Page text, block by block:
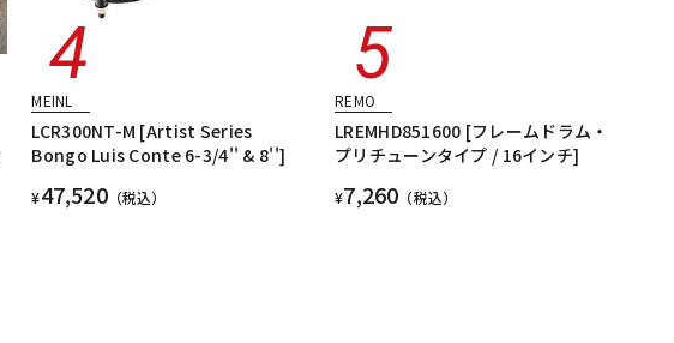
MEINL
LCR300NT-M [Artist Series
Bongo Luis Conte 6-3/4'' & 8'']
¥47,520（税込）
REMO
LREMHD851600 [フレームドラム・
プリチューンタイプ / 16インチ]
¥7,260 （税込）